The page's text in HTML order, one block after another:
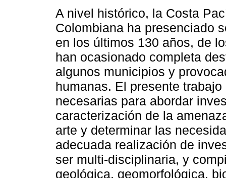
A nivel histórico, la Costa
Colombiana ha presenciado
en los últimos 130 años, de
han ocasionado completa
algunos municipios y
humanas. El presente
necesarias para abordar
caracterización de la
arte y determinar las
adecuada realización de
ser multi-disciplinaria, y
geológica, geomorfológica,